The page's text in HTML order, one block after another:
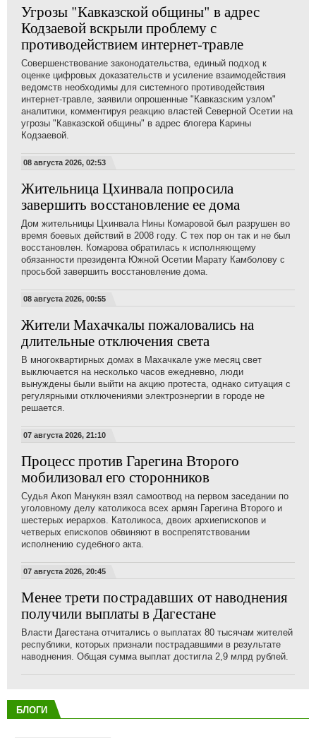
Угрозы "Кавказской общины" в адрес
Кодзаевой вскрыли проблему с
противодействием интернет-травле
Совершенствование законодательства, единый подход к
оценке цифровых доказательств и усиление взаимодействия
ведомств необходимы для системного противодействия
интернет-травле, заявили опрошенные "Кавказским узлом"
аналитики, комментируя реакцию властей Северной Осетии на
угрозы "Кавказской общины" в адрес блогера Карины
Кодзаевой.
08 августа 2026, 02:53
Жительница Цхинвала попросила
завершить восстановление ее дома
Дом жительницы Цхинвала Нины Комаровой был разрушен во
время боевых действий в 2008 году. С тех пор он так и не был
восстановлен. Комарова обратилась к исполняющему
обязанности президента Южной Осетии Марату Камболову с
просьбой завершить восстановление дома.
08 августа 2026, 00:55
Жители Махачкалы пожаловались на
длительные отключения света
В многоквартирных домах в Махачкале уже месяц свет
выключается на несколько часов ежедневно, люди
вынуждены были выйти на акцию протеста, однако ситуация с
регулярными отключениями электроэнергии в городе не
решается.
07 августа 2026, 21:10
Процесс против Гарегина Второго
мобилизовал его сторонников
Судья Акоп Манукян взял самоотвод на первом заседании по
уголовному делу католикоса всех армян Гарегина Второго и
шестерых иерархов. Католикоса, двоих архиепископов и
четверых епископов обвиняют в воспрепятствовании
исполнению судебного акта.
07 августа 2026, 20:45
Менее трети пострадавших от наводнения
получили выплаты в Дагестане
Власти Дагестана отчитались о выплатах 80 тысячам жителей
республики, которых признали пострадавшими в результате
наводнения. Общая сумма выплат достигла 2,9 млрд рублей.
БЛОГИ